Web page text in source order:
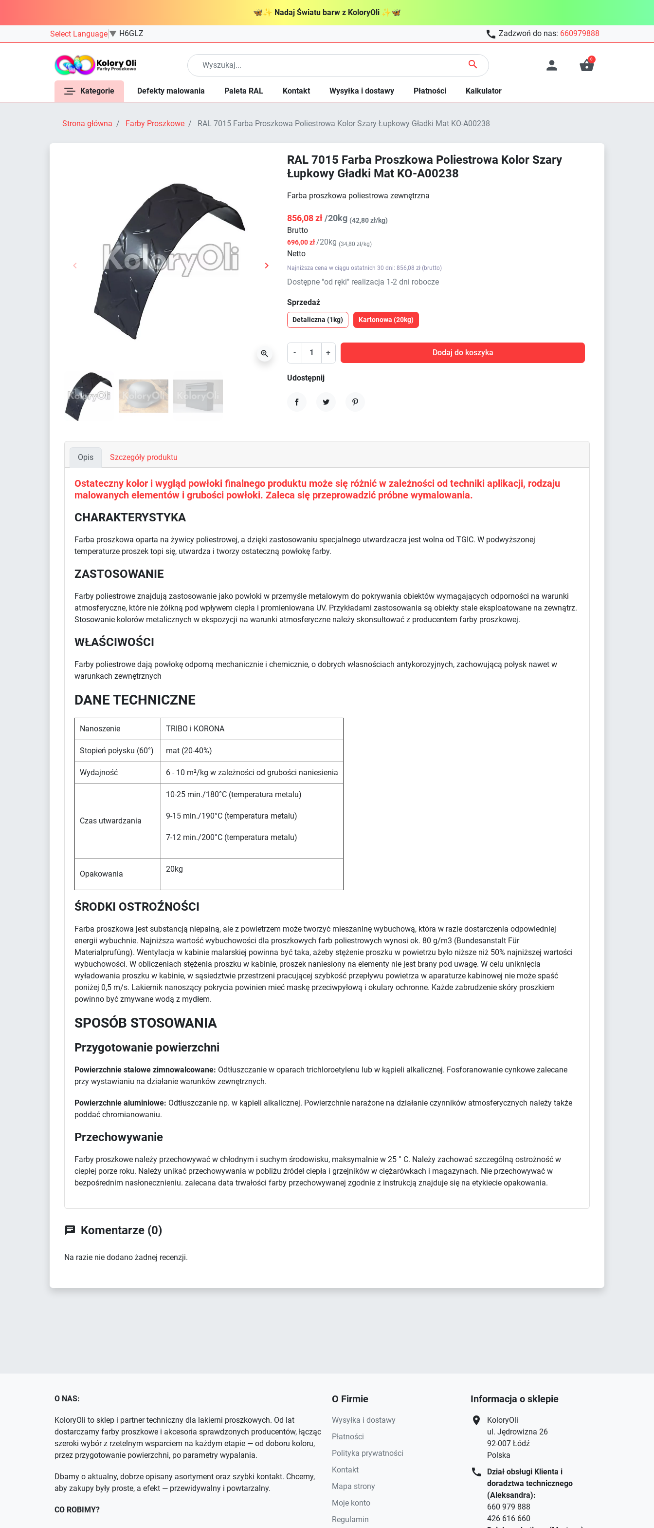
🦋✨ Nadaj Światu barw z KoloryOli ✨🦋
Select Language ▼ H6GLZ  Zadzwoń do nas: 660979888
  
0
Kategorie Defekty malowania Paleta RAL Kontakt Wysyłka i dostawy Płatności Kalkulator
Strona główna Farby Proszkowe RAL 7015 Farba Proszkowa Poliestrowa Kolor Szary Łupkowy Gładki Mat KO-A00238
Poprzedni
 Następny


RAL 7015 Farba Proszkowa Poliestrowa Kolor Szary
Łupkowy Gładki Mat KO-A00238
Farba proszkowa poliestrowa zewnętrzna
856,08 zł/20kg (42,80 zł/kg)
Brutto
696,00 zł /20kg (34,80 zł/kg)
Netto
Najniższa cena w ciągu ostatnich 30 dni: 856,08 zł (brutto)
Dostępne "od ręki" realizacja 1-2 dni robocze
Sprzedaż
Detaliczna (1kg) Kartonowa (20kg)
- + Dodaj do koszyka
Udostępnij
Opis Szczegóły produktu
Ostateczny kolor i wygląd powłoki finalnego produktu może się różnić w zależności od techniki aplikacji, rodzaju
malowanych elementów i grubości powłoki. Zaleca się przeprowadzić próbne wymalowania.
CHARAKTERYSTYKA
Farba proszkowa oparta na żywicy poliestrowej, a dzięki zastosowaniu specjalnego utwardzacza jest wolna od TGIC. W podwyższonej
temperaturze proszek topi się, utwardza i tworzy ostateczną powłokę farby.
ZASTOSOWANIE
Farby poliestrowe znajdują zastosowanie jako powłoki w przemyśle metalowym do pokrywania obiektów wymagających odporności na warunki
atmosferyczne, które nie żółkną pod wpływem ciepła i promieniowana UV. Przykładami zastosowania są obiekty stale eksploatowane na zewnątrz.
Stosowanie kolorów metalicznych w ekspozycji na warunki atmosferyczne należy skonsultować z producentem farby proszkowej.
WŁAŚCIWOŚCI
Farby poliestrowe dają powłokę odporną mechanicznie i chemicznie, o dobrych własnościach antykorozyjnych, zachowującą połysk nawet w
warunkach zewnętrznych
DANE TECHNICZNE
Nanoszenie TRIBO i KORONA
Stopień połysku (60°) mat (20-40%)
Wydajność 6 - 10 m²/kg w zależności od grubości naniesienia
Czas utwardzania
10-25 min./180°C (temperatura metalu)
9-15 min./190°C (temperatura metalu)
7-12 min./200°C (temperatura metalu)
Opakowania
20kg
ŚRODKI OSTROŹNOŚCI
Farba proszkowa jest substancją niepalną, ale z powietrzem może tworzyć mieszaninę wybuchową, która w razie dostarczenia odpowiedniej
energii wybuchnie. Najniższa wartość wybuchowości dla proszkowych farb poliestrowych wynosi ok. 80 g/m3 (Bundesanstalt Für
Materialprufüng). Wentylacja w kabinie malarskiej powinna być taka, ażeby stężenie proszku w powietrzu było niższe niż 50% najniższej wartości
wybuchowości. W obliczeniach stężenia proszku w kabinie, proszek naniesiony na elementy nie jest brany pod uwagę. W celu uniknięcia
wyładowania proszku w kabinie, w sąsiedztwie przestrzeni pracującej szybkość przepływu powietrza w aparaturze kabinowej nie może spaść
poniżej 0,5 m/s. Lakiernik nanoszący pokrycia powinien mieć maskę przeciwpyłową i okulary ochronne. Każde zabrudzenie skóry proszkiem
powinno być zmywane wodą z mydłem.
SPOSÓB STOSOWANIA
Przygotowanie powierzchni
Powierzchnie stalowe zimnowalcowane: Odtłuszczanie w oparach trichloroetylenu lub w kąpieli alkalicznej. Fosforanowanie cynkowe zalecane
przy wystawianiu na działanie warunków zewnętrznych.
Powierzchnie aluminiowe: Odtłuszczanie np. w kąpieli alkalicznej. Powierzchnie narażone na działanie czynników atmosferycznych należy także
poddać chromianowaniu.
Przechowywanie
Farby proszkowe należy przechowywać w chłodnym i suchym środowisku, maksymalnie w 25 ° C. Należy zachować szczególną ostrożność w
ciepłej porze roku. Należy unikać przechowywania w pobliżu źródeł ciepła i grzejników w ciężarówkach i magazynach. Nie przechowywać w
bezpośrednim nasłonecznieniu. zalecana data trwałości farby przechowywanej zgodnie z instrukcją znajduje się na etykiecie opakowania.
 Komentarze (0)
Na razie nie dodano żadnej recenzji.
O NAS:
KoloryOli to sklep i partner techniczny dla lakierni proszkowych. Od lat
dostarczamy farby proszkowe i akcesoria sprawdzonych producentów, łącząc
szeroki wybór z rzetelnym wsparciem na każdym etapie — od doboru koloru,
przez przygotowanie powierzchni, po parametry wypalania.
Dbamy o aktualny, dobrze opisany asortyment oraz szybki kontakt. Chcemy,
aby zakupy były proste, a efekt — przewidywalny i powtarzalny.
CO ROBIMY?
O Firmie
Wysyłka i dostawy
Płatności
Polityka prywatności
Kontakt
Mapa strony
Moje konto
Regulamin
Informacja o sklepie
location_on
KoloryOli
ul. Jędrowizna 26
92-007 Łódź
Polska
call
Dział obsługi Klienta i
doradztwa technicznego
(Aleksandra):
660 979 888
426 616 660